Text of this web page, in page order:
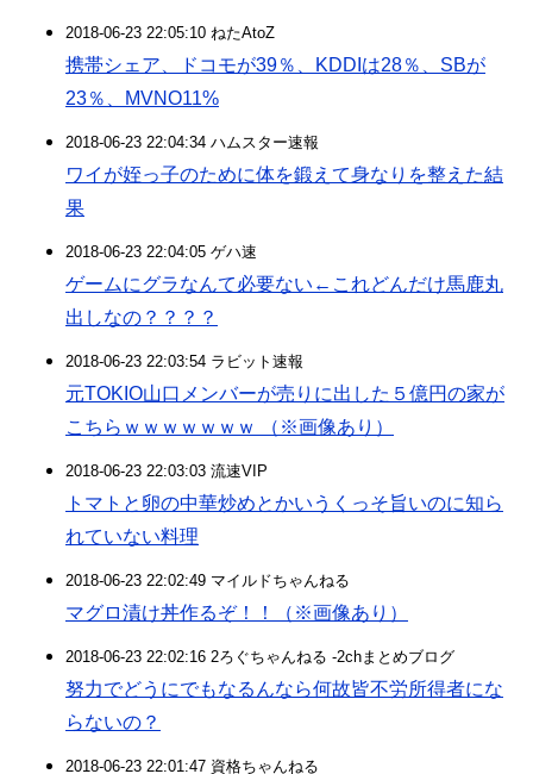
2018-06-23 22:05:10 ねたAtoZ
携帯シェア、ドコモが39％、KDDIは28％、SBが
23％、MVNO11%
2018-06-23 22:04:34 ハムスター速報
ワイが姪っ子のために体を鍛えて身なりを整えた結
果
2018-06-23 22:04:05 ゲハ速
ゲームにグラなんて必要ない←これどんだけ馬鹿丸
出しなの？？？？
2018-06-23 22:03:54 ラビット速報
元TOKIO山口メンバーが売りに出した５億円の家が
こちらｗｗｗｗｗｗｗ （※画像あり）
2018-06-23 22:03:03 流速VIP
トマトと卵の中華炒めとかいうくっそ旨いのに知ら
れていない料理
2018-06-23 22:02:49 マイルドちゃんねる
マグロ漬け丼作るぞ！！（※画像あり）
2018-06-23 22:02:16 2ろぐちゃんねる -2chまとめブログ
努力でどうにでもなるんなら何故皆不労所得者にな
らないの？
2018-06-23 22:01:47 資格ちゃんねる